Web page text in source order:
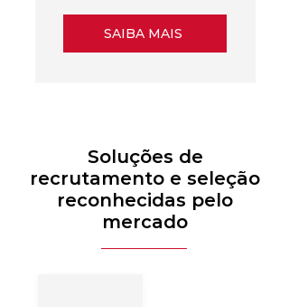
SAIBA MAIS
Soluções de
recrutamento e seleção
reconhecidas pelo
mercado